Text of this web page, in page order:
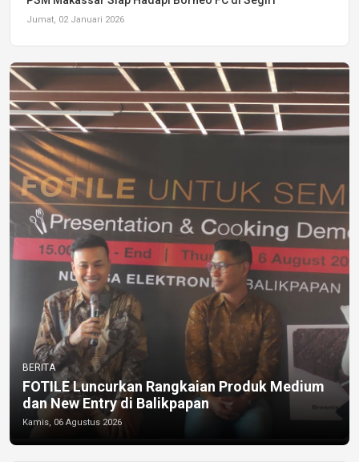
Jumat, 02 Januari 2026
BERITA
FOTILE Luncurkan Rangkaian Produk Medium
dan New Entry di Balikpapan
Kamis, 06 Agustus 2026